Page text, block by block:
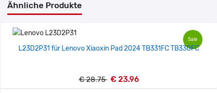
Ähnliche Produkte
Sale
L23D2P31 für Lenovo Xiaoxin Pad 2024 TB331FC TB330FC
€ 28.75 € 23.96